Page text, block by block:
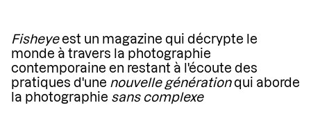
Fisheyeest un magazine qui décrypte le
monde à travers la photographie
contemporaine en restant à l'écoute des
pratiques d'une nouvelle générationqui aborde
la photographie sans complexe